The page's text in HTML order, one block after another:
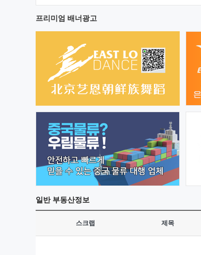
프리미엄 배너광고
일반부동산정보
스크랩 제목